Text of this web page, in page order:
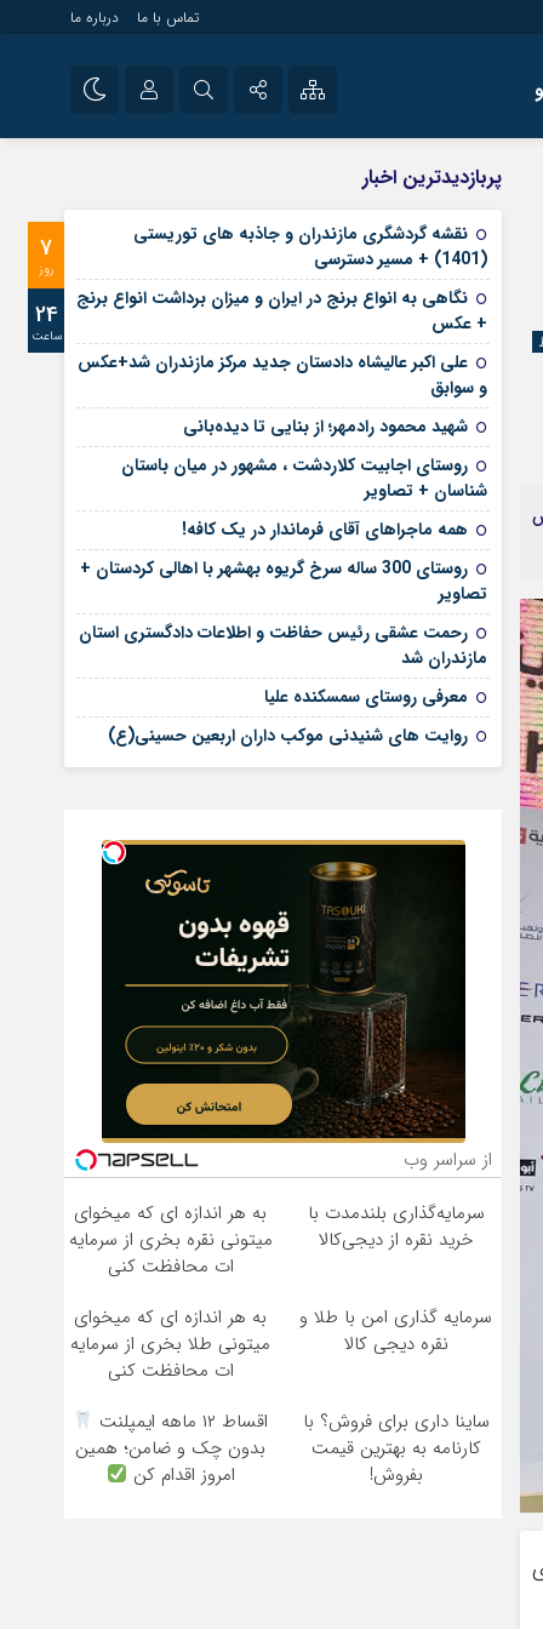
تماس با ما درباره ما
آپارات
رمز عبور
مرا به خاطر بسپار
راه اندازی سایت و
سایت های خبری و
پربازدیدترین اخبار
7
روز
24
ساعت
نقشه گردشگری مازندران و جاذبه های توریستی
(1401) + مسیر دسترسی
نگاهی به انواع برنج در ایران و میزان برداشت انواع برنج
+ عکس
علی‌ اکبر عالیشاه دادستان جدید مرکز مازندران شد+عکس
و سوابق
شهید محمود رادمهر؛ از بنایی تا دیده‌بانی
روستای اجابیت کلاردشت ، مشهور در میان باستان
شناسان + تصاویر
همه ماجراهای آقای فرماندار در یک کافه!
روستای 300 ساله سرخ ‌گریوه بهشهر با اهالی کردستان +
تصاویر
رحمت عشقی رئیس حفاظت و اطلاعات دادگستری استان
مازندران شد
معرفی روستای سمسکنده علیا
روایت های شنیدنی موکب داران اربعین حسینی(ع)
از سراسر وب
سرمایه‌گذاری بلندمدت با
خرید نقره از دیجی‌کالا
به هر اندازه ای که میخوای
میتونی نقره بخری از سرمایه
ات محافظت کنی
سرمایه گذاری امن با طلا و
نقره دیجی کالا
به هر اندازه ای که میخوای
میتونی طلا بخری از سرمایه
ات محافظت کنی
ساینا داری برای فروش؟ با
کارنامه به بهترین قیمت
بفروش!
اقساط ۱۲ ماهه ایمپلنت
بدون چک و ضامن؛ همین
امروز اقدام کن